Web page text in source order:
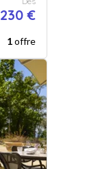
230 €
1offre